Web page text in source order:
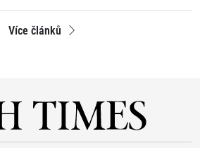
Více článků